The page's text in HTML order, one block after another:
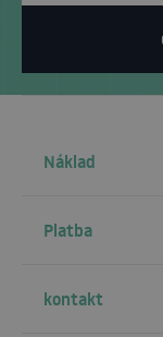
Náklad
Platba
kontakt